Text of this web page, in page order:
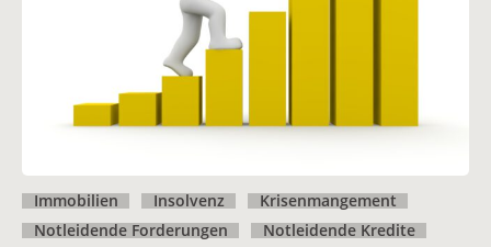
Immobilien Insolvenz
Krisenmangement
Notleidende Forderungen
Notleidende Kredite